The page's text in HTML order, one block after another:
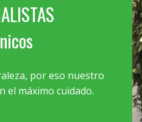
por eso nuestro
el máximo cuidado.